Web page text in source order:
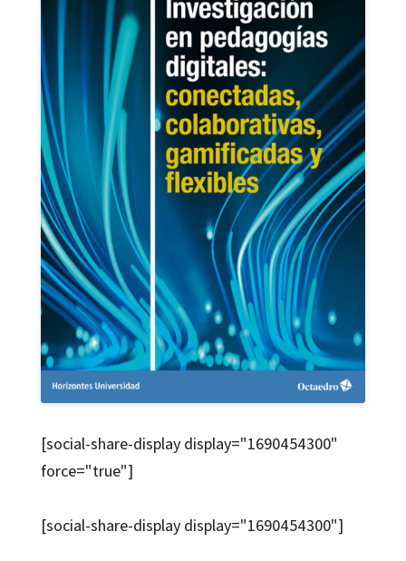
[social-share-display display="1690454300"
force="true"]
[social-share-display display="1690454300"]